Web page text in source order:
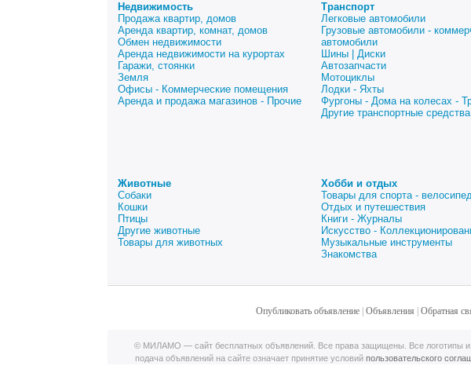
Недвижимость
Продажа квартир, домов
Аренда квартир, комнат, домов
Обмен недвижимости
Аренда недвижимости на курортах
Гаражи, стоянки
Земля
Офисы - Коммерческие помещения
Аренда и продажа магазинов - Прочие
Транспорт
Легковые автомобили
Грузовые автомобили -
автомобили
Шины | Диски
Автозапчасти
Мотоциклы
Лодки - Яхты
Фургоны - Дома на колесах -
Другие транспортные средства
Животные
Собаки
Кошки
Птицы
Другие животные
Товары для животных
Хобби и отдых
Товары для спорта -
Отдых и путешествия
Книги - Журналы
Искусство -
Музыкальные инструменты
Знакомства
Опубликовать объявление| Объявления Обратная
© МИЛАМО — сайт бесплатных объявлений. Все права защищены. Все логотипы и
подача объявлений на сайте означает принятие условий пользовательского